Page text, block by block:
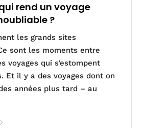
rend un voyage
?
les grands sites
sont les moments entre
voyages qui s’estompent
Et il y a des voyages dont on
années plus tard – au